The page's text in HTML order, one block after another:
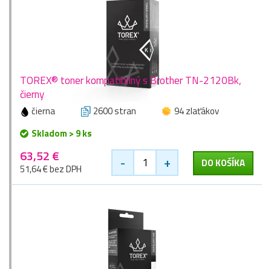
TOREX® toner kompatibilný s Brother TN-2120Bk,
čierny
čierna 2600 stran
94 zlaťákov
Skladom > 9 ks
63,52 €
51,64 € bez DPH - + DO KOŠÍKA